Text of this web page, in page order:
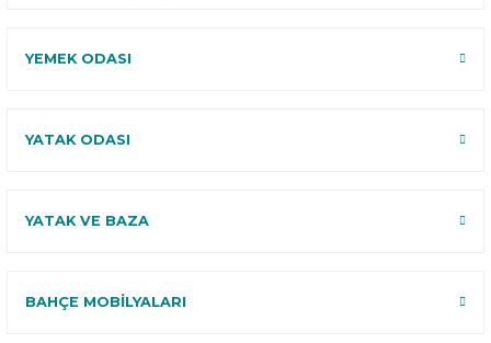
YEMEK ODASI
YATAK ODASI
YATAK VE BAZA
BAHÇE MOBİLYALARI